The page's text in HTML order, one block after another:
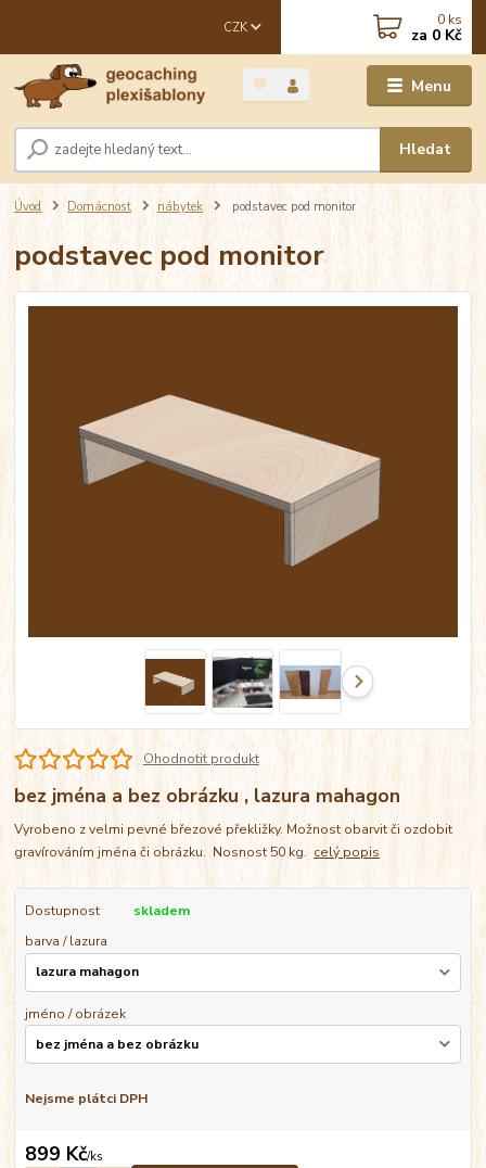
Menu
CZK
Hledat
0 ks
za 0 Kč
Úvod Domácnost nábytek podstavec pod monitor
podstavec pod monitor
Ohodnotit produkt
bez jména a bez obrázku , lazura mahagon
Vyrobeno z velmi pevné březové překližky. Možnost obarvit či ozdobit
gravírováním jména či obrázku. Nosnost 50 kg. celý popis
Dostupnost
skladem
barva / lazura
jméno / obrázek
Nejsme plátci DPH
899 Kč/ks